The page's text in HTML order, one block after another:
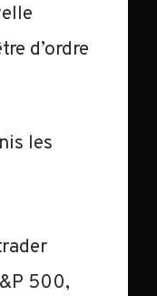
d’ordre
les
500,